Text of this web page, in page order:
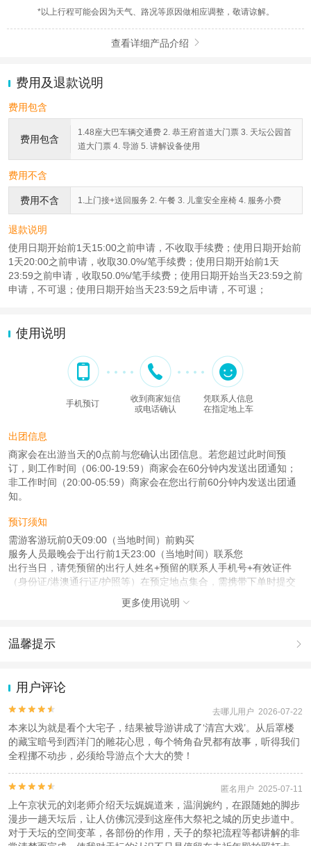
*以上行程可能会因为天气、路况等原因做相应调整，敬请谅解。
查看详细产品介绍 
费用及退款说明
费用包含
费用包含
1.48座大巴车辆交通费 2. 恭王府首道大门票 3. 天坛公园首
道大门票 4. 导游 5. 讲解设备使用
费用不含
费用不含 1.上门接+送回服务 2. 午餐 3. 儿童安全座椅 4. 服务小费
退款说明
使用日期开始前1天15:00之前申请，不收取手续费；使用日期开始前
1天20:00之前申请，收取30.0%/笔手续费；使用日期开始前1天
23:59之前申请，收取50.0%/笔手续费；使用日期开始当天23:59之前
申请，不可退；使用日期开始当天23:59之后申请，不可退；
使用说明
手机预订
收到商家短信
或电话确认
凭联系人信息
在指定地上车
出团信息
商家会在出游当天的0点前与您确认出团信息。若您超过此时间预
订，则工作时间（06:00-19:59）商家会在60分钟内发送出团通知；
非工作时间（20:00-05:59）商家会在您出行前60分钟内发送出团通
知。
预订须知
需游客游玩前0天09:00（当地时间）前购买
服务人员最晚会于出行前1天23:00（当地时间）联系您
出行当日，请凭预留的出行人姓名+预留的联系人手机号+有效证件
（身份证/港澳通行证/护照等）在预定地点集合，需携带下单时提交
成人：18周岁 – 59周岁；
儿童：17周岁（含）以下；
查看： 查看工商执照信息
本产品由青岛驿路同行国际旅行社有限公司代理招徕，委托社为北京蜂巢国际旅
行社有限公司，具体的旅游服务和操作由委托社及其有资质的地接社提供
更多使用说明 
温馨提示 
动（如跳伞、潜水、滑雪等）前，请务必仔细阅读
2.为普及旅游安全知识及旅游文明公约，使您的旅程顺利圆满完成，
特制定《去哪儿网旅游安全手册》 ，请您认真阅读并切实遵守。
用户评论

 去哪儿用户 2026-07-22
本来以为就是看个大宅子，结果被导游讲成了‘清宫大戏’。从后罩楼
的藏宝暗号到西洋门的雕花心思，每个犄角旮旯都有故事，听得我们
全程挪不动步，必须给导游点个大大的赞！

 匿名用户 2025-07-11
上午京状元的刘老师介绍天坛娓娓道来，温润婉约，在跟随她的脚步
漫步一趟天坛后，让人仿佛沉浸到这座伟大祭祀之城的历史步道中。
对于天坛的空间变革，各部份的作用，天子的祭祀流程等都讲解的非